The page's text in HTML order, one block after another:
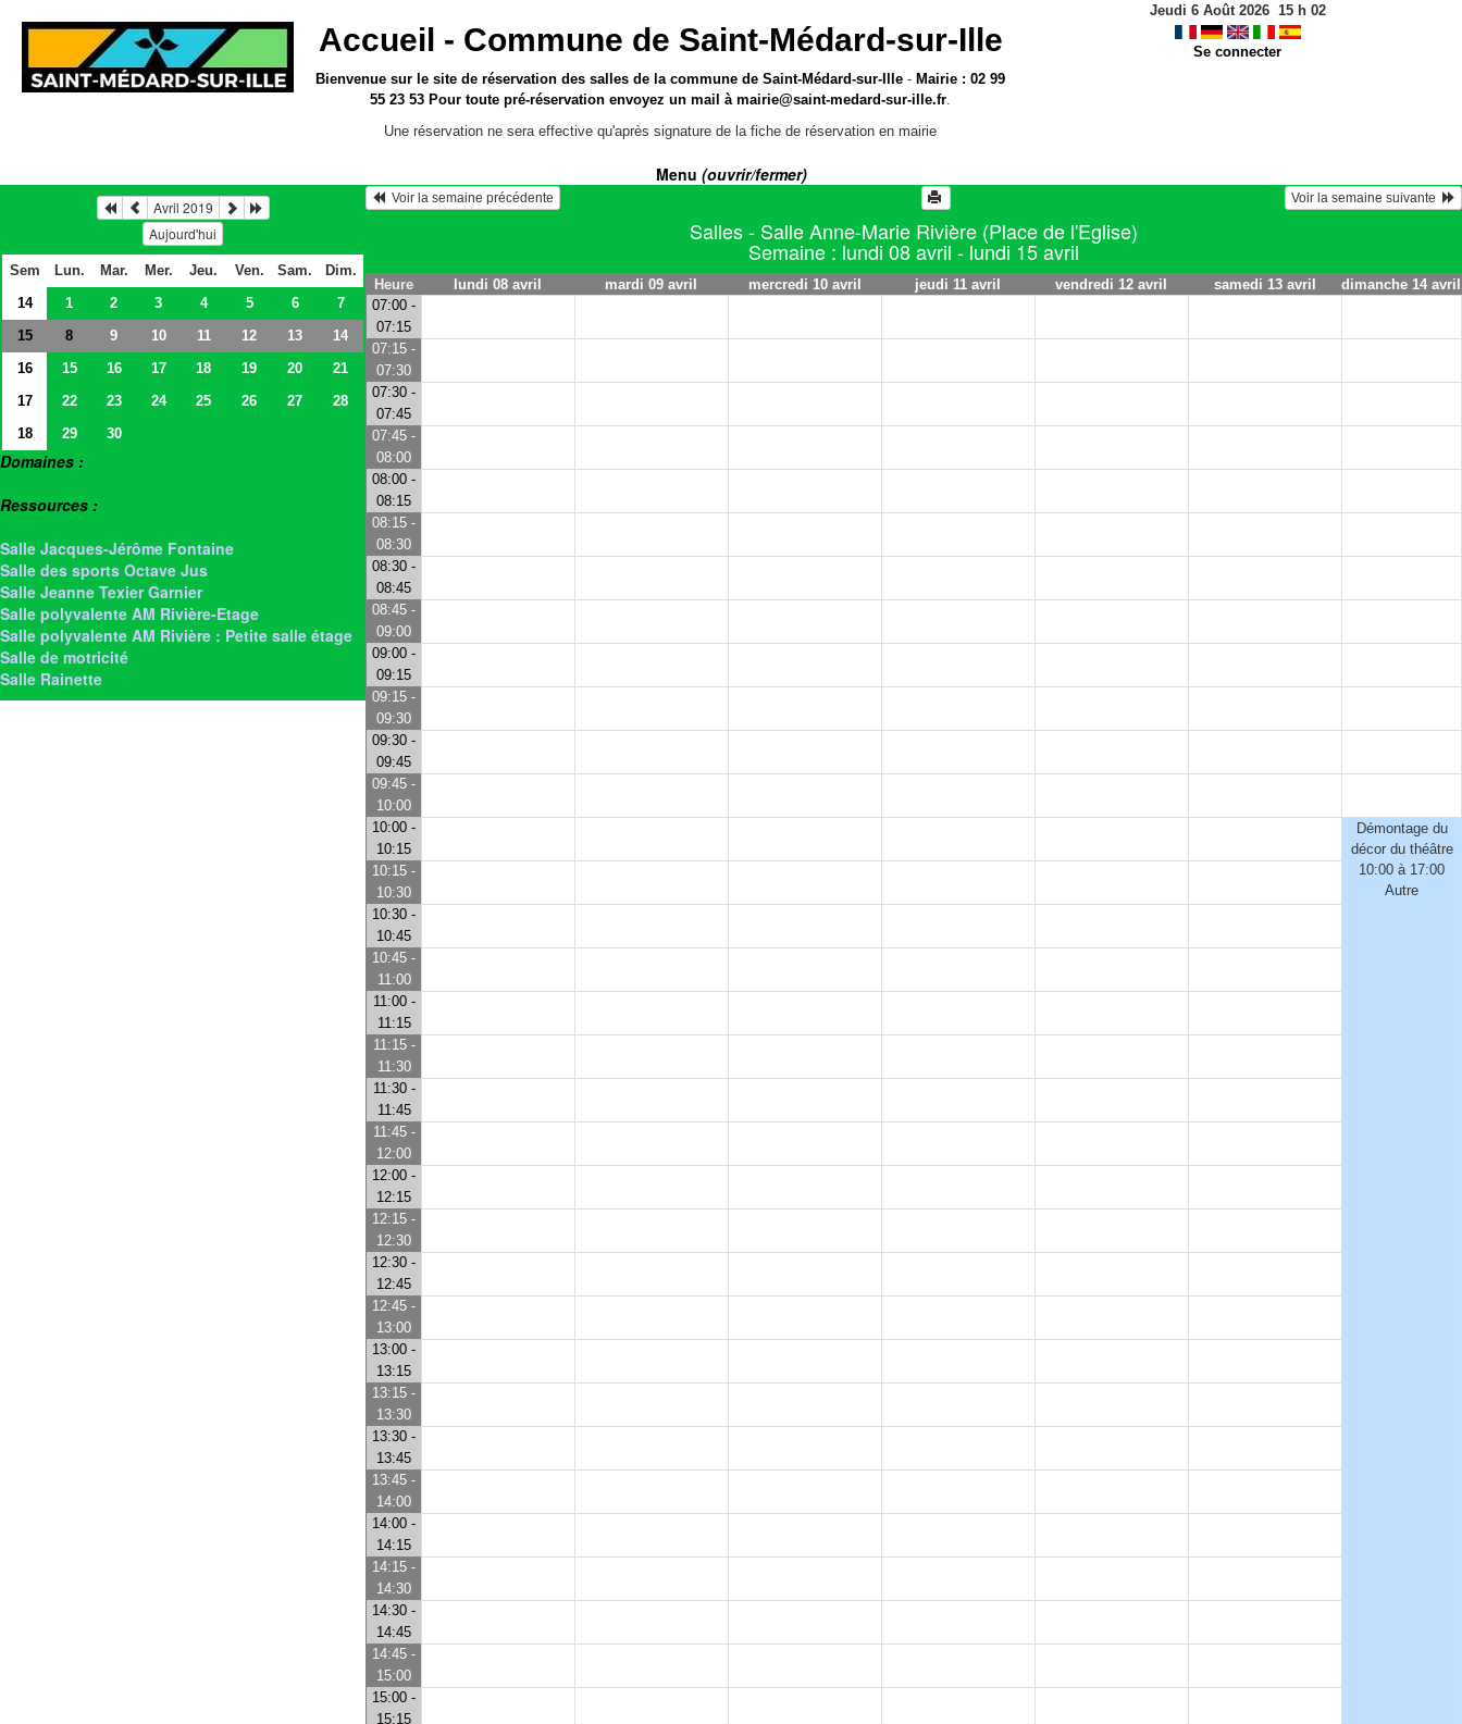
Accueil - Commune de Saint-Médard-sur-Ille
Bienvenue sur le sitede réservation des salles de la commune de Saint-Médard-sur-Ille - Mairie : 02 99
55 23 53 Pour toute pré-réservation envoyez un mail àmairie@saint-medard-sur-ille.fr.
Une réservation ne sera effective qu'après signature de la fiche de réservation en mairie
Jeudi 6 Août 2026 15h 02
Se connecter
Menu (ouvrir/fermer)
Avril 2019
Aujourd'hui
Sem Lun. Mar. Mer. Jeu. Ven. Sam.
Dim.
14
1 2 3 4 5 6
7
15
8 9 10 11 12 13
14
16
15 16 17 18 19 20
21
17
22 23 24 25 26 27
28
18
29 30
Domaines :
Ressources :
Salle Jacques-Jérôme Fontaine
Salle des sports Octave Jus
Salle Jeanne Texier Garnier
Salle polyvalente AM Rivière-Etage
Salle polyvalente AM Rivière : Petite salle étage
Salle de motricité
Salle Rainette
  Voir la semaine précédente
Voir la semaine suivante
Salles - Salle Anne-Marie Rivière (Place de l'Eglise)
Semaine : lundi 08 avril - lundi 15 avril
Heure lundi 08 avril mardi 09 avril mercredi 10 avril jeudi 11 avril vendredi 12 avril samedi 13 avril
dimanche 14 avril
07:00 -
07:15
07:15 -
07:30
07:30 -
07:45
07:45 -
08:00
08:00 -
08:15
08:15 -
08:30
08:30 -
08:45
08:45 -
09:00
09:00 -
09:15
09:15 -
09:30
09:30 -
09:45
09:45 -
10:00
10:00 -
10:15
Démontage du
décor du théâtre
10:00 à 17:00
Autre
10:15 -
10:30
10:30 -
10:45
10:45 -
11:00
11:00 -
11:15
11:15 -
11:30
11:30 -
11:45
11:45 -
12:00
12:00 -
12:15
12:15 -
12:30
12:30 -
12:45
12:45 -
13:00
13:00 -
13:15
13:15 -
13:30
13:30 -
13:45
13:45 -
14:00
14:00 -
14:15
14:15 -
14:30
14:30 -
14:45
14:45 -
15:00
15:00 -
15:15